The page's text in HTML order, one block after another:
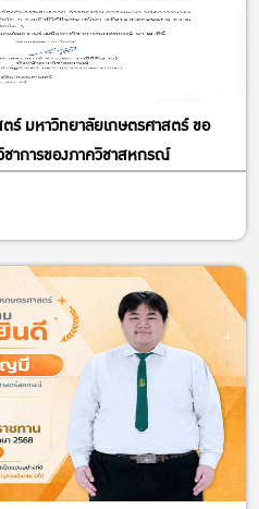
มหาวิทยาลัยเกษตรศาสตร์ ขอ
ชาการของภาควิชาสหกรณ์